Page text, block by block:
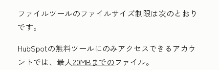
ファイルツールのファイルサイズ制限は次のとおり
です。
HubSpotの無料ツールにのみアクセスできるアカウ
ントでは、最大20MBまでのファイル。